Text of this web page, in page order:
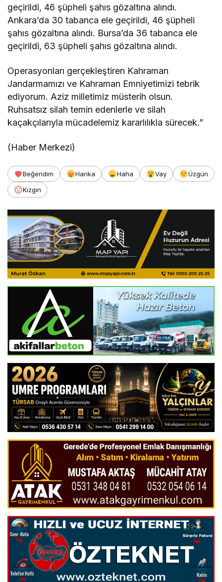
geçirildi, 46 şüpheli şahıs gözaltına alındı.
Ankara’da 30 tabanca ele geçirildi, 46 şüpheli
şahıs gözaltına alındı. Bursa’da 36 tabanca ele
geçirildi, 63 şüpheli şahıs gözaltına alındı.
Operasyonları gerçekleştiren Kahraman
Jandarmamızı ve Kahraman Emniyetimizi tebrik
ediyorum. Aziz milletimiz müsterih olsun.
Ruhsatsız silah temin edenlerle ve silah
kaçakçılarıyla mücadelemiz kararlılıkla sürecek.”
(Haber Merkezi)
Beğendim Harika Haha Vay
Üzgün
Kızgın